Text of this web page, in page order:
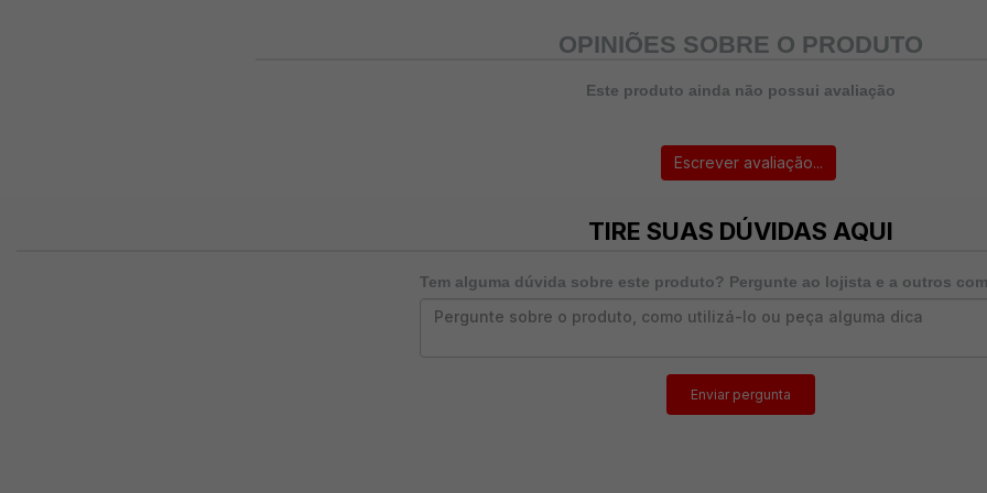
OPINIÕES SOBRE O PRODUTO
Este produto ainda não possui avaliação
Escrever avaliação...
TIRE SUAS DÚVIDAS AQUI
Tem alguma dúvida sobre este produto? Pergunte ao lojista e a outros
Enviar pergunta